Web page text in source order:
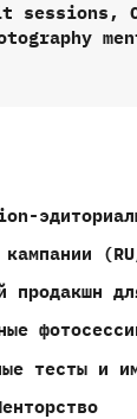
sessions,
кампании
продакшн
тесты и